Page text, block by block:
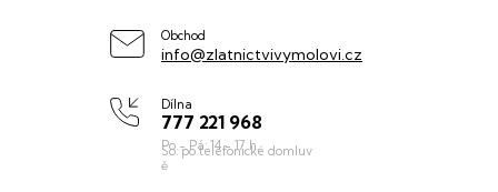
Obchod
info@zlatnictvivymolovi.cz
Dílna
777 221 968